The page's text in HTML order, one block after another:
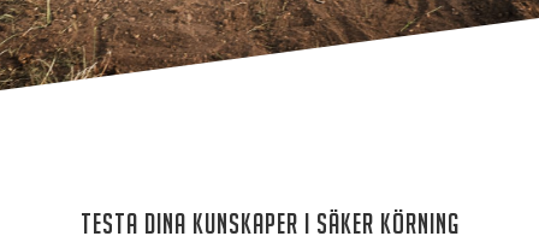
Testa dina kunskaper i säker körning